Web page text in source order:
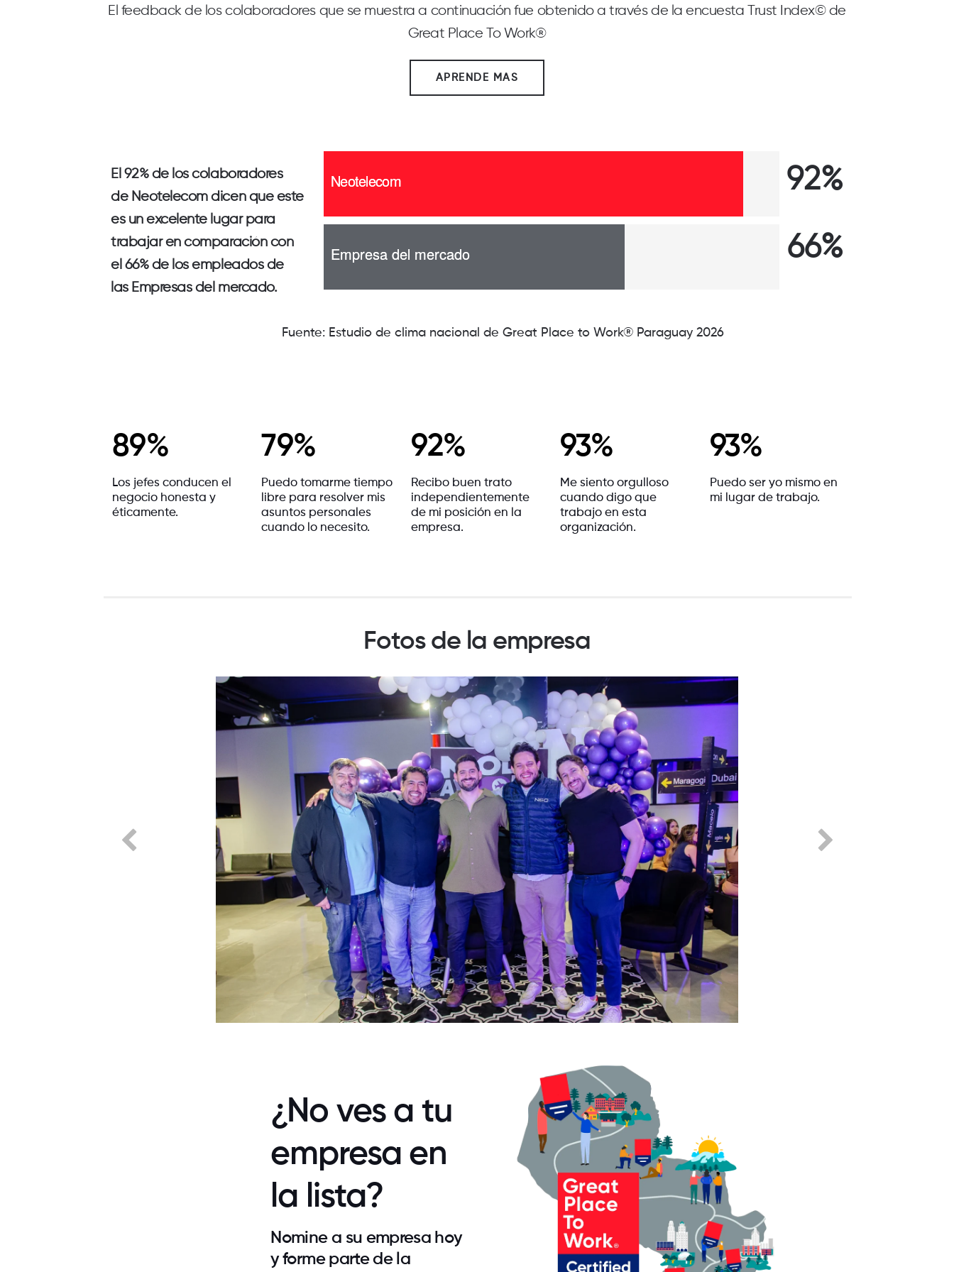
El feedback de los colaboradores que se muestra a continuación fue obtenido a través de la encuesta Trust Index© de
Great Place To Work®
APRENDE MAS
El 92%de los colaboradores
de Neotelecomdicen que este
es un excelente lugar para
trabajar en comparación con
el 66%de los empleados de
las Empresas del mercado.
92%
66%
Fuente: Estudio de clima nacional de Great Place to Work® Paraguay 2026
89%
Los jefes conducen el
negocio honesta y
éticamente.
79%
Puedo tomarme tiempo
libre para resolver mis
asuntos personales
cuando lo necesito.
92%
Recibo buen trato
independientemente
de mi posición en la
empresa.
93%
Me siento orgulloso
cuando digo que
trabajo en esta
organización.
93%
Puedo ser yo mismo en
mi lugar de trabajo.
Fotos de la empresa
¿No ves a tu
empresa en
la lista?
Nomine a su empresa hoy
y forme parte de la